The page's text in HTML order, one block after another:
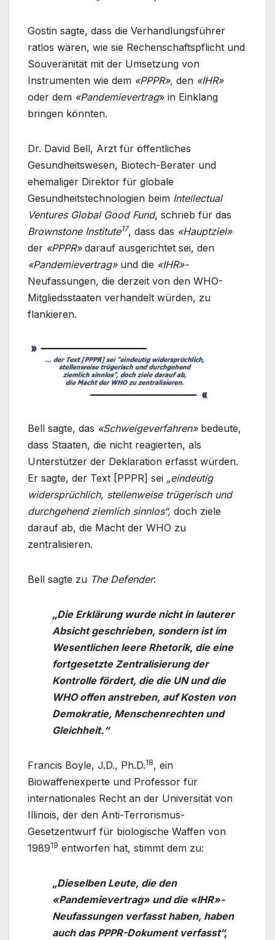
Gostin sagte, dass die Verhandlungsführer
ratlos wären, wie sie Rechenschaftspflicht und
Souveränität mit der Umsetzung von
Instrumenten wie dem «PPPR», den «IHR»
oder dem «Pandemievertrag» in Einklang
bringen könnten.
Dr. David Bell, Arzt für öffentliches
Gesundheitswesen, Biotech-Berater und
ehemaliger Direktor für globale
Gesundheitstechnologien beim Intellectual
Ventures Global Good Fund, schrieb für das
Brownstone Institute17, dass das «Hauptziel»
der «PPPR»darauf ausgerichtet sei, den
«Pandemievertrag»und die «IHR»-
Neufassungen, die derzeit von den WHO-
Mitgliedsstaaten verhandelt würden, zu
flankieren.
Bell sagte, das «Schweigeverfahren»bedeute,
dass Staaten, die nicht reagierten, als
Unterstützer der Deklaration erfasst würden.
Er sagte, der Text [PPPR] sei „eindeutig
widersprüchlich, stellenweise trügerisch und
durchgehend ziemlich sinnlos“, doch ziele
darauf ab, die Macht der WHO zu
zentralisieren.
Bell sagte zu The Defender:
„Die Erklärung wurde nicht in lauterer
Absicht geschrieben, sondern ist im
Wesentlichen leere Rhetorik, die eine
fortgesetzte Zentralisierung der
Kontrolle fördert, die die UN und die
WHO offen anstreben, auf Kosten von
Demokratie, Menschenrechten und
Gleichheit.“
Francis Boyle, J.D., Ph.D.18, ein
Biowaffenexperte und Professor für
internationales Recht an der Universität von
Illinois, der den Anti-Terrorismus-
Gesetzentwurf für biologische Waffen von
198919 entworfen hat, stimmt dem zu:
„Dieselben Leute, die den
«Pandemievertrag» und die «IHR»-
Neufassungen verfasst haben, haben
auch das PPPR-Dokument verfasst“,